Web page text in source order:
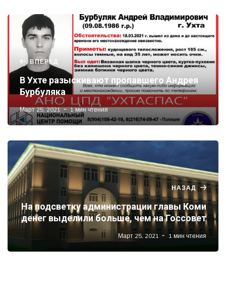
ВПЕРЕД
В Ухте разыскивают пропавшего Андрея
Бурбуляка
Март 25, 2021 1 мин чтения
НАЗАД
На подсветку администрации главы Коми
денег выделили больше, чем на Госсовет
Март 25, 2021 1 мин чтения